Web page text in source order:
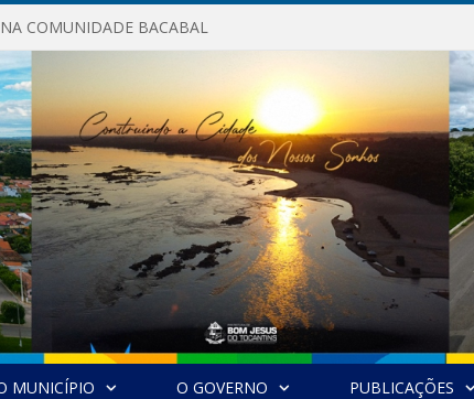
NA COMUNIDADE BACABAL
MUNICÍPIO O GOVERNO PUBLICAÇÕES